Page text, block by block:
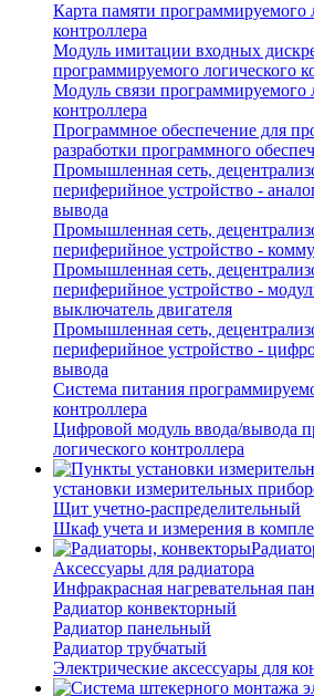
Карта памяти программируемого
контроллера
Модуль имитации входных
программируемого логического
Модуль связи программируемого
контроллера
Программное обеспечение для
разработки программного
Промышленная сеть,
периферийное устройство -
вывода
Промышленная сеть,
периферийное устройство -
Промышленная сеть,
периферийное устройство -
выключатель двигателя
Промышленная сеть,
периферийное устройство -
вывода
Система питания
контроллера
Цифровой модуль ввода/вывода
логического контроллера
установки измерительных
Щит учетно-распределительный
Шкаф учета и измерения в
Аксессуары для радиатора
Инфракрасная нагревательная
Радиатор конвекторный
Радиатор панельный
Радиатор трубчатый
Электрические аксессуары для